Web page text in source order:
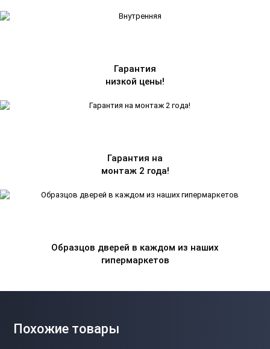
Гарантия
низкой цены!
Гарантия на
монтаж 2 года!
Образцов дверей в каждом из наших
гипермаркетов
Похожие товары